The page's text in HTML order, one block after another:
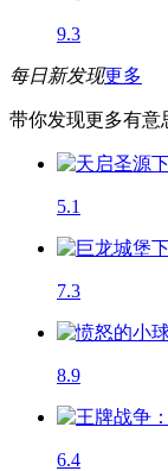
9.3
每日新发现更多
带你发现更多有意
5.1
7.3
8.9
6.4